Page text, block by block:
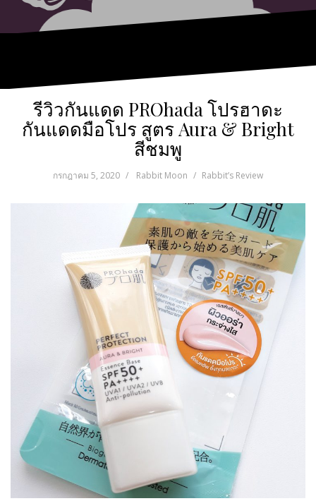
รีวิวกันแดด PROhada โปรฮาดะ
กันแดดมือโปร สูตร Aura & Bright
สีชมพู
กรกฎาคม 5, 2020 Rabbit Moon Rabbit’s Review